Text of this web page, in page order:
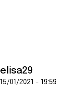
elisa29
15/01/2021 - 19:59